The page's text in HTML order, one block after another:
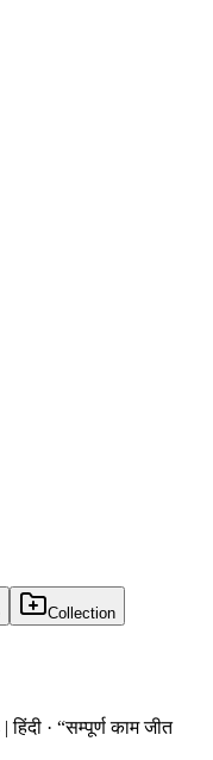
Collection
· “सम्पूर्ण काम जीत